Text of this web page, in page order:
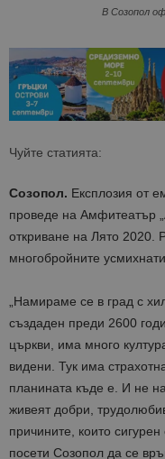
В Созопол
Чуйте статията:
Созопол. Експлозия от
проведе на Амфитеатър
откриване на Лято 2020.
многобройните
„Намираме се в град с
създаден преди 2600
църкви, има много
видени. Тук има
планината къде е. И не
живеят добри,
причините, които
посети Созопол да се